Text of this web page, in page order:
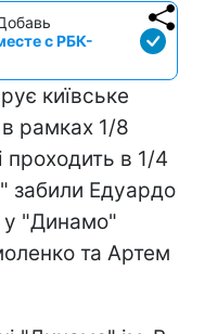
с РБК-
київське
рамках 1/8
проходить в 1/4
забили Едуардо
у "Динамо"
та Артем